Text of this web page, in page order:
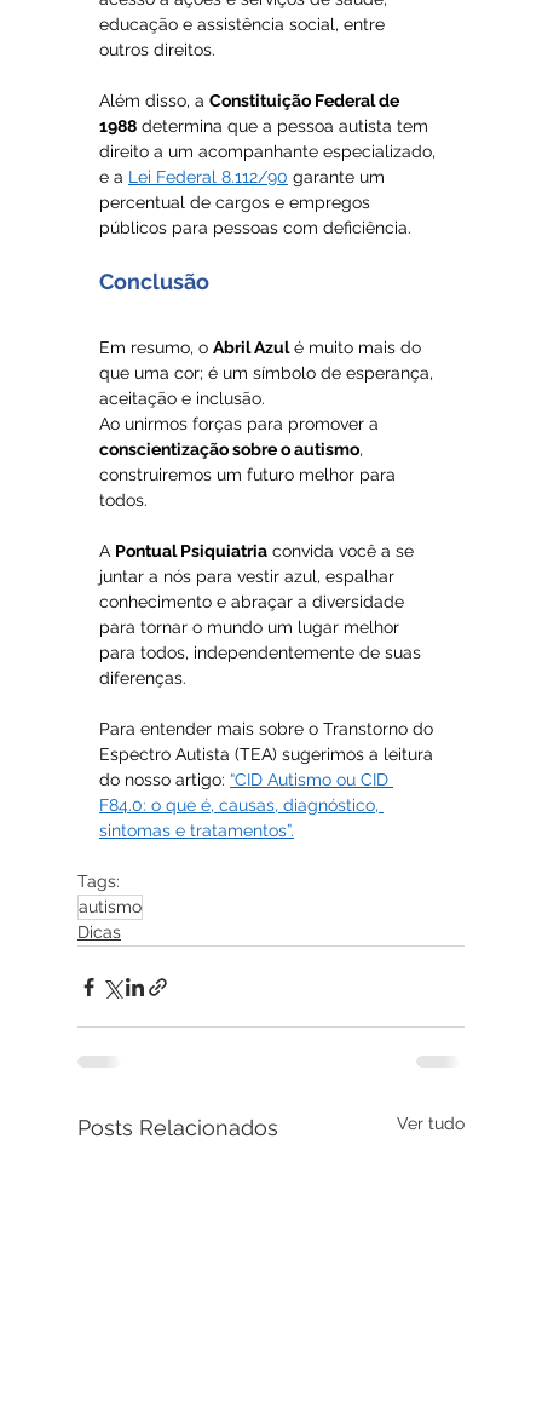
educação e assistência social, entre
outros direitos.
Além disso, a Constituição Federal de
1988 determina que a pessoa autista tem
direito a um acompanhante especializado,
e a Lei Federal 8.112/90 garante um
percentual de cargos e empregos
públicos para pessoas com deficiência.
Conclusão
Em resumo, o Abril Azul é muito mais do
que uma cor; é um símbolo de esperança,
aceitação e inclusão.
Ao unirmos forças para promover a
conscientização sobre o autismo,
construiremos um futuro melhor para
todos.
A Pontual Psiquiatria convida você a se
juntar a nós para vestir azul, espalhar
conhecimento e abraçar a diversidade
para tornar o mundo um lugar melhor
para todos, independentemente de suas
diferenças.
Para entender mais sobre o Transtorno do
Espectro Autista (TEA) sugerimos a leitura
do nosso artigo: “CID Autismo ou CID
F84.0: o que é, causas, diagnóstico,
sintomas e tratamentos”.
Tags:
autismo
Dicas
Posts Relacionados Ver tudo